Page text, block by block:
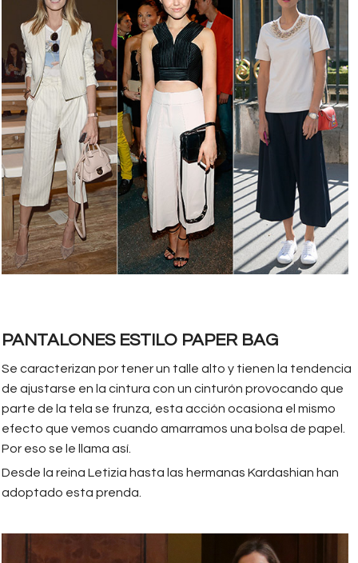
PANTALONES ESTILO PAPER BAG
Se caracterizan por tener un talle alto y tienen la tendencia
de ajustarse en la cintura con un cinturón provocando que
parte de la tela se frunza, esta acción ocasiona el mismo
efecto que vemos cuando amarramos una bolsa de papel.
Por eso se le llama así.
Desde la reina Letizia hasta las hermanas Kardashian han
adoptado esta prenda.
trendencias.jpg